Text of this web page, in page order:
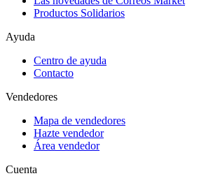
Productos Solidarios
Ayuda
Centro de ayuda
Contacto
Vendedores
Mapa de vendedores
Hazte vendedor
Área vendedor
Cuenta